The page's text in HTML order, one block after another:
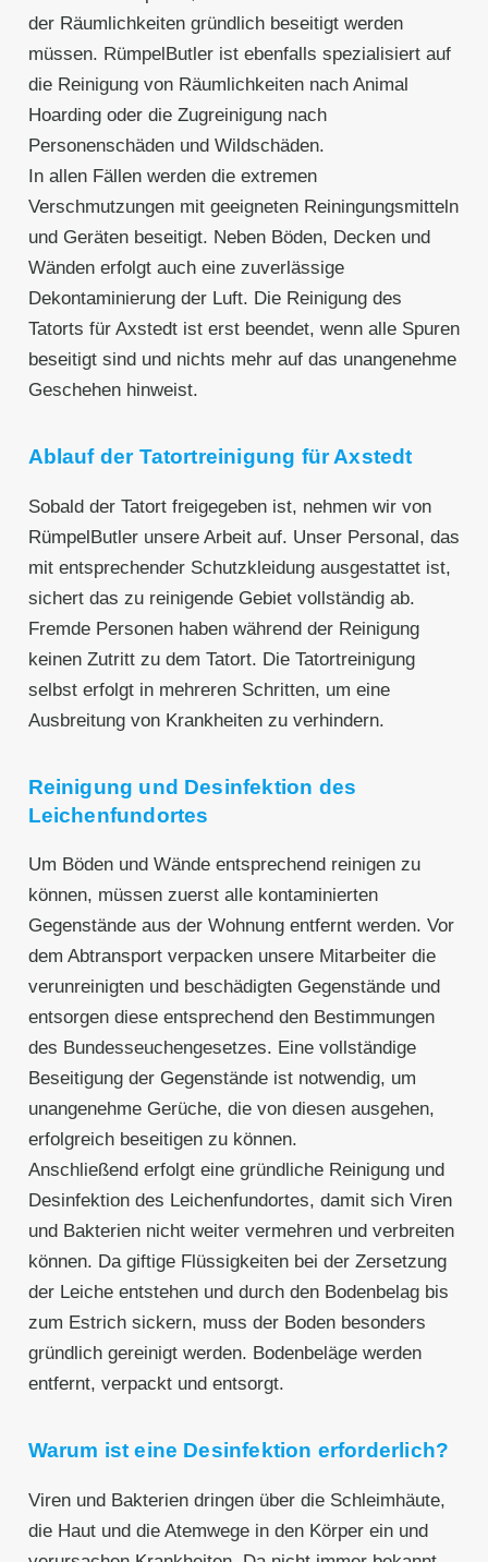
der Räumlichkeiten gründlich beseitigt werden
müssen. RümpelButler ist ebenfalls spezialisiert auf
die Reinigung von Räumlichkeiten nach Animal
Hoarding oder die Zugreinigung nach
Personenschäden und Wildschäden.
In allen Fällen werden die extremen
Verschmutzungen mit geeigneten Reiningungsmitteln
und Geräten beseitigt. Neben Böden, Decken und
Wänden erfolgt auch eine zuverlässige
Dekontaminierung der Luft. Die Reinigung des
Tatorts für Axstedt ist erst beendet, wenn alle Spuren
beseitigt sind und nichts mehr auf das unangenehme
Geschehen hinweist.
Ablauf der Tatortreinigung für Axstedt
Sobald der Tatort freigegeben ist, nehmen wir von
RümpelButler unsere Arbeit auf. Unser Personal, das
mit entsprechender Schutzkleidung ausgestattet ist,
sichert das zu reinigende Gebiet vollständig ab.
Fremde Personen haben während der Reinigung
keinen Zutritt zu dem Tatort. Die Tatortreinigung
selbst erfolgt in mehreren Schritten, um eine
Ausbreitung von Krankheiten zu verhindern.
Reinigung und Desinfektion des
Leichenfundortes
Um Böden und Wände entsprechend reinigen zu
können, müssen zuerst alle kontaminierten
Gegenstände aus der Wohnung entfernt werden. Vor
dem Abtransport verpacken unsere Mitarbeiter die
verunreinigten und beschädigten Gegenstände und
entsorgen diese entsprechend den Bestimmungen
des Bundesseuchengesetzes. Eine vollständige
Beseitigung der Gegenstände ist notwendig, um
unangenehme Gerüche, die von diesen ausgehen,
erfolgreich beseitigen zu können.
Anschließend erfolgt eine gründliche Reinigung und
Desinfektion des Leichenfundortes, damit sich Viren
und Bakterien nicht weiter vermehren und verbreiten
können. Da giftige Flüssigkeiten bei der Zersetzung
der Leiche entstehen und durch den Bodenbelag bis
zum Estrich sickern, muss der Boden besonders
gründlich gereinigt werden. Bodenbeläge werden
entfernt, verpackt und entsorgt.
Warum ist eine Desinfektion erforderlich?
Viren und Bakterien dringen über die Schleimhäute,
die Haut und die Atemwege in den Körper ein und